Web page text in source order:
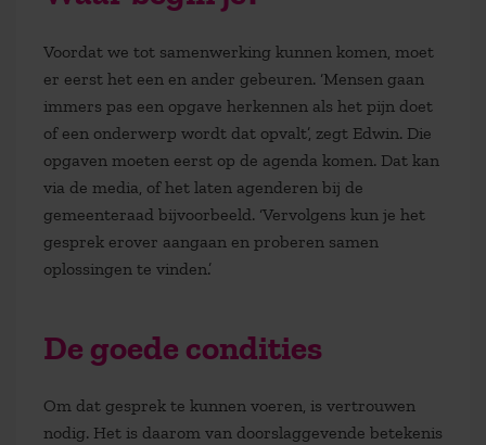
Voordat we tot samenwerking kunnen komen, moet
er eerst het een en ander gebeuren. ‘Mensen gaan
immers pas een opgave herkennen als het pijn doet
of een onderwerp wordt dat opvalt’, zegt Edwin. Die
opgaven moeten eerst op de agenda komen. Dat kan
via de media, of het laten agenderen bij de
gemeenteraad bijvoorbeeld. ‘Vervolgens kun je het
gesprek erover aangaan en proberen samen
oplossingen te vinden.’
De goede condities
Om dat gesprek te kunnen voeren, is vertrouwen
nodig. Het is daarom van doorslaggevende betekenis